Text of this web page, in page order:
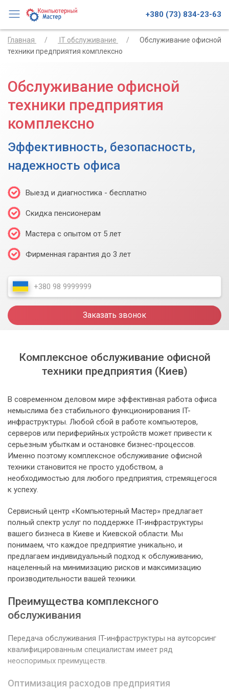
+380 (73) 834-23-63
Главная IT обслуживание
Обслуживание офисной
техники предприятия комплексно
Обслуживание офисной
техники предприятия
комплексно
Эффективность, безопасность,
надежность офиса
Выезд и диагностика - бесплатно
Скидка пенсионерам
Мастера с опытом от 5 лет
Фирменная гарантия до 3 лет
Заказать звонок
Комплексное обслуживание офисной
техники предприятия (Киев)
В современном деловом мире эффективная работа офиса
немыслима без стабильного функционирования IT-
инфраструктуры. Любой сбой в работе компьютеров,
серверов или периферийных устройств может привести к
серьезным убыткам и остановке бизнес-процессов.
Именно поэтому комплексное обслуживание офисной
техники становится не просто удобством, а
необходимостью для любого предприятия, стремящегося
к успеху.
Сервисный центр «Компьютерный Мастер» предлагает
полный спектр услуг по поддержке IT-инфраструктуры
вашего бизнеса в Киеве и Киевской области. Мы
понимаем, что каждое предприятие уникально, и
предлагаем индивидуальный подход к обслуживанию,
нацеленный на минимизацию рисков и максимизацию
производительности вашей техники.
Преимущества комплексного
обслуживания
Передача обслуживания IT-инфраструктуры на аутсорсинг
квалифицированным специалистам имеет ряд
неоспоримых преимуществ.
Оптимизация расходов предприятия